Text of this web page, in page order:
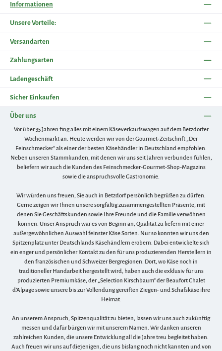
Informationen
Unsere Vorteile:
Versandarten
Zahlungsarten
Ladengeschäft
Sicher Einkaufen
Über uns
Vor über 35 Jahren fing alles mit einem Käseverkaufswagen auf dem Betzdorfer
Wochenmarkt an. Heute werden wir von der Gourmet-Zeitschrift „Der
Feinschmecker“ als einer der besten Käsehändler in Deutschland empfohlen.
Neben unseren Stammkunden, mit denen wir uns seit Jahren verbunden fühlen,
beliefern wir auch die Kunden des Feinschmecker-Gourmet-Shop-Magazins
sowie die anspruchsvolle Gastronomie.
Wir würden uns freuen, Sie auch in Betzdorf persönlich begrüßen zu dürfen.
Gerne zeigen wir Ihnen unsere sorgfältig zusammengestellten Präsente, mit
denen Sie Geschäftskunden sowie Ihre Freunde und die Familie verwöhnen
können. Unser Anspruch war es von Beginn an, Qualität zu liefern mit einer
außergewöhnlichen Auswahl feinster Käse Sorten. Nur so konnten wir uns den
Spitzenplatz unter Deutschlands Käsehändlern erobern. Dabei entwickelte sich
ein enger und persönlicher Kontakt zu den für uns produzierenden Herstellern in
den französischen und Schweizer Bergregionen. Dort, wo Käse noch in
traditioneller Handarbeit hergestellt wird, haben auch die exklusiv für uns
produzierten Premiumkäse, der „Selection Kirschbaum“ der Beaufort Chalet
d’Alpage sowie unsere bis zur Vollendung gereiften Ziegen- und Schafskäse ihre
Heimat.
An unserem Anspruch, Spitzenqualität zu bieten, lassen wir uns auch zukünftig
messen und dafür bürgen wir mit unserem Namen. Wir danken unseren
zahlreichen Kunden, die unsere Entwicklung all die Jahre treu begleitet haben.
Auch freuen wir uns auf diejenigen, die uns bislang noch nicht kannten und von